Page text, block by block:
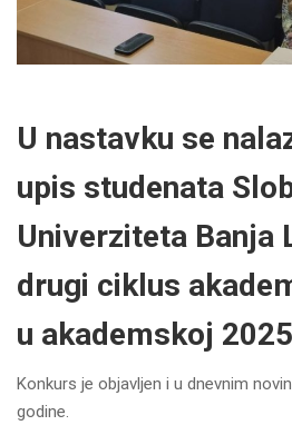
U nastavku se
upis studenata
Univerziteta Banja
drugi ciklus
u akademskoj
Konkurs je objavljen i u dnevnim
godine.